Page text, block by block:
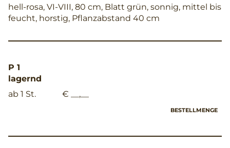
hell-rosa, VI-VIII, 80 cm, Blatt grün, sonnig, mittel bis
feucht, horstig, Pflanzabstand 40 cm
P 1
lagernd
ab 1 St.
€ __,__
BESTELLMENGE